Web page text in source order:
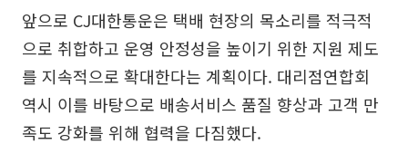
앞으로 CJ대한통운은 택배 현장의 목소리를 적극적
으로 취합하고 운영 안정성을 높이기 위한 지원 제도
를 지속적으로 확대한다는 계획이다. 대리점연합회
역시 이를 바탕으로 배송서비스 품질 향상과 고객 만
족도 강화를 위해 협력을 다짐했다.